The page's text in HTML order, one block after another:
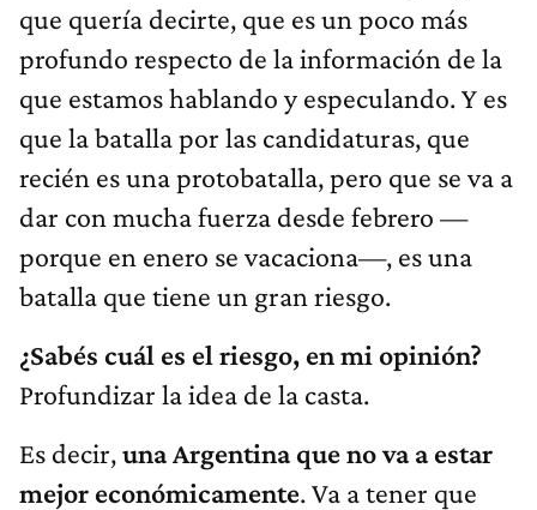
que quería decirte, que es un poco más
profundo respecto de la información de la
que estamos hablando y especulando. Y es
que la batalla por las candidaturas, que
recién es una protobatalla, pero que se va a
dar con mucha fuerza desde febrero —
porque en enero se vacaciona—, es una
batalla que tiene un gran riesgo.
¿Sabés cuál es el riesgo, en mi opinión?
Profundizar la idea de la casta.
Es decir,una Argentina que no va a estar
mejor económicamente. Va a tener que